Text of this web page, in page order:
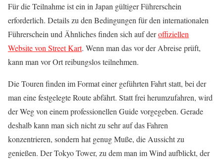
Für die Teilnahme ist ein in Japan gültiger Führerschein
erforderlich. Details zu den Bedingungen für den internationalen
Führerschein und Ähnliches finden sich auf deroffiziellen
Website von Street Kart. Wenn man das vor der Abreise prüft,
kann man vor Ort reibungslos teilnehmen.
Die Touren finden im Format einer geführten Fahrt statt, bei der
man eine festgelegte Route abfährt. Statt frei herumzufahren, wird
der Weg von einem professionellen Guide vorgegeben. Gerade
deshalb kann man sich nicht zu sehr auf das Fahren
konzentrieren, sondern hat genug Muße, die Aussicht zu
genießen. Der Tokyo Tower, zu dem man im Wind aufblickt, der